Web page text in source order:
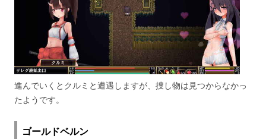
進んでいくとクルミと遭遇しますが、捜し物は見つからなかっ
たようです。
ゴールドベルン